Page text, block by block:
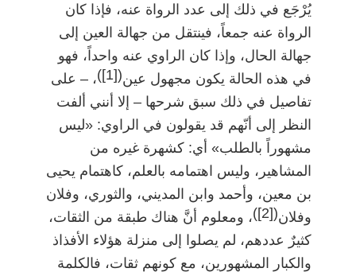
يُرْجَع في ذلك إلى عدد الرواة عنه، فإذا كان
الرواة عنه جمعاً، فينتقل من جهالة العين إلى
جهالة الحال، وإذا كان الراوي عنه واحداً، فهو
في هذه الحالة يكون مجهول عين(
[1]
)، – على
تفاصيل في ذلك سبق شرحها– إلا أنني ألفت
النظر إلى أنّهم قد يقولون في الراوي: «ليس
مشهوراً بالطلب» أي: كشهرة غيره من
المشاهير، وليس اهتمامه بالعلم، كاهتمام يحيى
بن معين، وأحمد وابن المديني، والثوري، وفلان
وفلان(
[2]
)، ومعلوم أنَّ هناك طبقة من الثقات،
كثيرٌ عددهم، لم يصلوا إلى منزلة هؤلاء الأفذاذ
والكبار المشهورين، مع كونهم ثقات، فالكلمة